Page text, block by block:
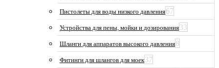
Пистолеты для воды низкого давления67
Устройства для пены, мойки и дозирования33
Шланги для аппаратов высокого давления8
Фитинги для шлангов для моек37